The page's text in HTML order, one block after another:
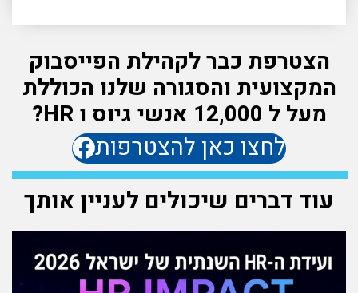
הצטרפת כבר לקהילת הפייסבוק
המקצועית והסגורה שלנו הכוללת
מעל ל 12,000 אנשי גיוס ו HR?
לחצו כאן להצטרפות
עוד דברים שיכולים לעניין אותך